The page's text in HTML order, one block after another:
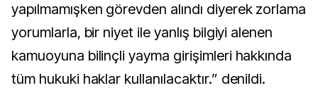
yapılmamışken görevden alındı diyerek zorlama
yorumlarla, bir niyet ile yanlış bilgiyi alenen
kamuoyuna bilinçli yayma girişimleri hakkında
tüm hukuki haklar kullanılacaktır.” denildi.